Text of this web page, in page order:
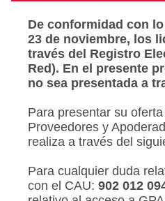
De conformidad con
23 de noviembre, los
través del Registro
Red). En el presente
no sea presentada a
Para presentar su
Proveedores y
realiza a través del
Para cualquier duda
con el CAU: 902 012